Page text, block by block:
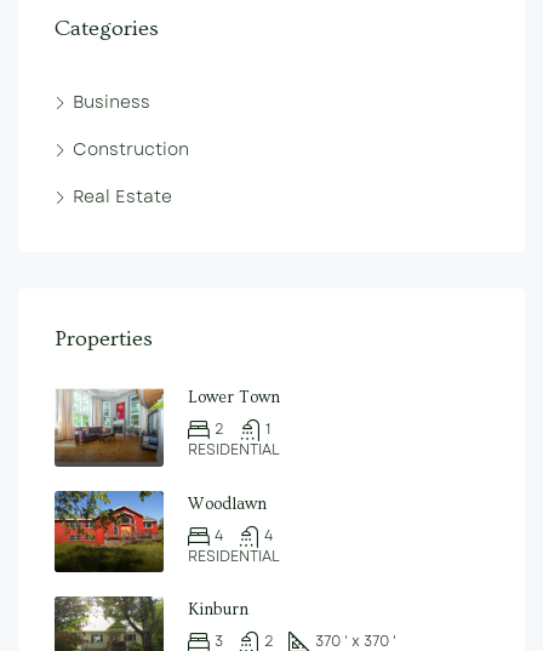
Categories
Business
Construction
Real Estate
Properties
Lower Town
2
1
RESIDENTIAL
Woodlawn
4
4
RESIDENTIAL
Kinburn
3 2
370 ' x 370 '